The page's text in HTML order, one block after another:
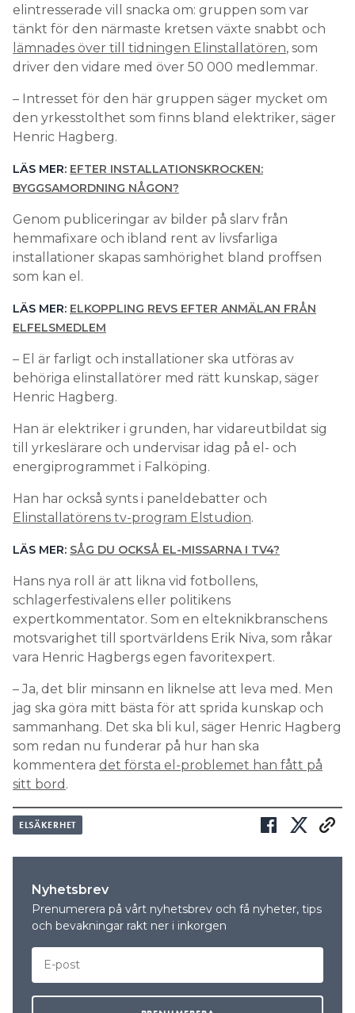
elintresserade vill snacka om: gruppen som var
tänkt för den närmaste kretsen växte snabbt och
lämnades över till tidningen Elinstallatören, som
driver den vidare med över 50 000 medlemmar.
– Intresset för den här gruppen säger mycket om
den yrkesstolthet som finns bland elektriker, säger
Henric Hagberg.
LÄS MER: EFTER INSTALLATIONSKROCKEN:
BYGGSAMORDNING NÅGON?
Genom publiceringar av bilder på slarv från
hemmafixare och ibland rent av livsfarliga
installationer skapas samhörighet bland proffsen
som kan el.
LÄS MER: ELKOPPLING REVS EFTER ANMÄLAN FRÅN
ELFELSMEDLEM
– El är farligt och installationer ska utföras av
behöriga elinstallatörer med rätt kunskap, säger
Henric Hagberg.
Han är elektriker i grunden, har vidareutbildat sig
till yrkeslärare och undervisar idag på el- och
energiprogrammet i Falköping.
Han har också synts i paneldebatter och
Elinstallatörens tv-program Elstudion.
LÄS MER: SÅG DU OCKSÅ EL-MISSARNA I TV4?
Hans nya roll är att likna vid fotbollens,
schlagerfestivalens eller politikens
expertkommentator. Som en elteknikbranschens
motsvarighet till sportvärldens Erik Niva, som råkar
vara Henric Hagbergs egen favoritexpert.
– Ja, det blir minsann en liknelse att leva med. Men
jag ska göra mitt bästa för att sprida kunskap och
sammanhang. Det ska bli kul, säger Henric Hagberg
som redan nu funderar på hur han ska
kommentera det första el-problemet han fått på
sitt bord .
ELSÄKERHET
Nyhetsbrev
Prenumerera på vårt nyhetsbrev och få nyheter, tips
och bevakningar rakt ner i inkorgen